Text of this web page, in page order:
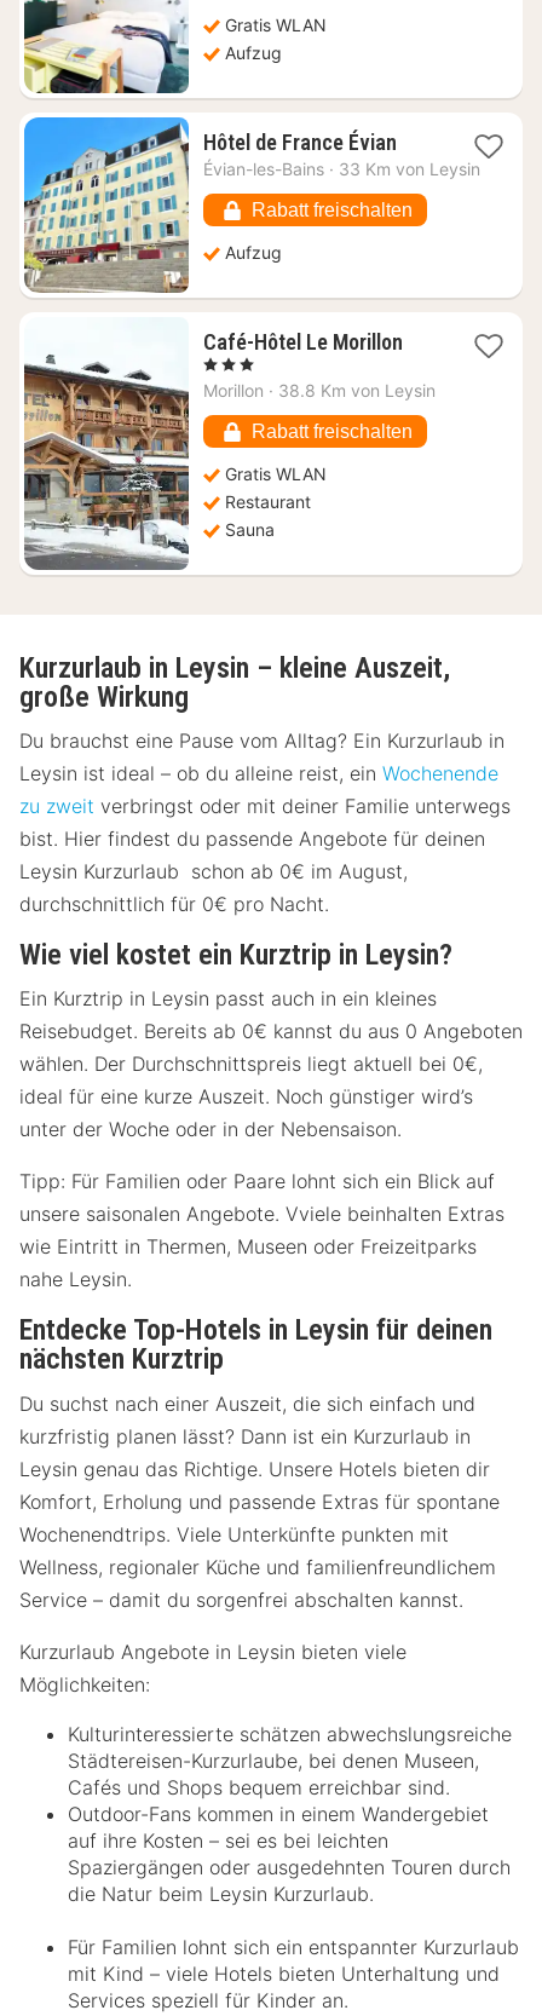
124,62
Gratis WLAN
Aufzug
Hôtel de France Évian1
Nacht
109,39
€
Évian-les-Bains · 33 Km von Leysin
Rabatt freischalten
Aufzug
Café-Hôtel Le Morillon1
ab
115,19
€
, 3 Sterne
Morillon · 38.8 Km von Leysin
Rabatt freischalten
Gratis WLAN
Restaurant
Sauna
Kurzurlaub in Leysin – kleine Auszeit,
große Wirkung
Du brauchst eine Pause vom Alltag? Ein Kurzurlaub in
Leysin ist ideal – ob du alleine reist, ein Wochenende
zu zweit verbringst oder mit deiner Familie unterwegs
bist. Hier findest du passende Angebote für deinen
Leysin Kurzurlaub schon ab 0€ im August,
durchschnittlich für 0€ pro Nacht.
Wie viel kostet ein Kurztrip in Leysin?
Ein Kurztrip in Leysin passt auch in ein kleines
Reisebudget. Bereits ab 0€ kannst du aus 0 Angeboten
wählen. Der Durchschnittspreis liegt aktuell bei 0€,
ideal für eine kurze Auszeit. Noch günstiger wird’s
unter der Woche oder in der Nebensaison.
Tipp: Für Familien oder Paare lohnt sich ein Blick auf
unsere saisonalen Angebote. Vviele beinhalten Extras
wie Eintritt in Thermen, Museen oder Freizeitparks
nahe Leysin.
Entdecke Top-Hotels in Leysin für deinen
nächsten Kurztrip
Du suchst nach einer Auszeit, die sich einfach und
kurzfristig planen lässt? Dann ist ein Kurzurlaub in
Leysin genau das Richtige. Unsere Hotels bieten dir
Komfort, Erholung und passende Extras für spontane
Wochenendtrips. Viele Unterkünfte punkten mit
Wellness, regionaler Küche und familienfreundlichem
Service – damit du sorgenfrei abschalten kannst.
Kurzurlaub Angebote in Leysin bieten viele
Möglichkeiten:
Kulturinteressierte schätzen abwechslungsreiche
Städtereisen-Kurzurlaube, bei denen Museen,
Cafés und Shops bequem erreichbar sind.
Outdoor-Fans kommen in einem Wandergebiet
auf ihre Kosten – sei es bei leichten
Spaziergängen oder ausgedehnten Touren durch
die Natur beim Leysin Kurzurlaub.
Für Familien lohnt sich ein entspannter Kurzurlaub
mit Kind – viele Hotels bieten Unterhaltung und
Services speziell für Kinder an.